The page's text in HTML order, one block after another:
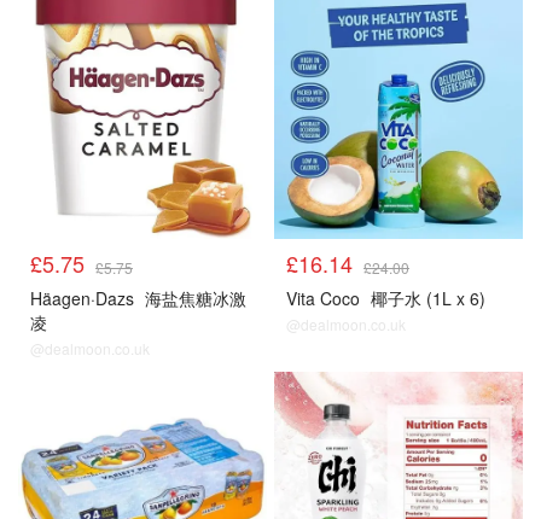
£5.75 £5.75
Häagen·Dazs 海盐焦糖冰激
凌
@dealmoon.co.uk
冰饮雪糕
£16.14 £24.00
Vita Coco 椰子水 (1L x 6)
@dealmoon.co.uk
冰饮雪糕